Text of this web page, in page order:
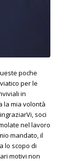
poche
per le
in
la mia volontà
soci
nel lavoro
mandato, il
lo scopo di
motivi non